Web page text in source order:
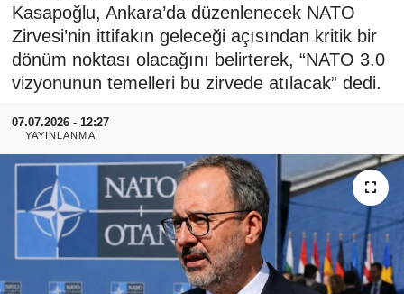
Kasapoğlu, Ankara’da düzenlenecek NATO
Zirvesi’nin ittifakın geleceği açısından kritik bir
dönüm noktası olacağını belirterek, “NATO 3.0
vizyonunun temelleri bu zirvede atılacak” dedi.
07.07.2026 - 12:27
YAYINLANMA
ASAYİŞ
RESMİ REKLAM
Haber Arşivi